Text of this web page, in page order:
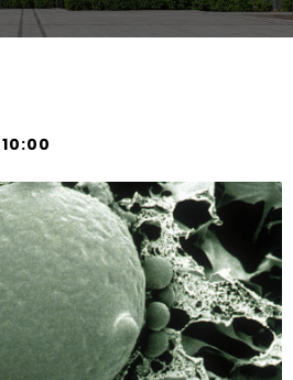
10:00